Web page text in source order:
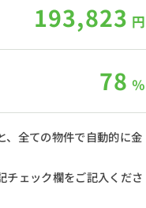
193,823 円
78 ％
全ての物件で自動的に金
ェック欄をご記入くださ